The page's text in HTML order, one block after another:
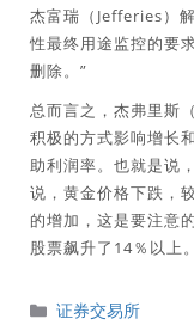
杰富瑞（Jefferies）
性最终用途监控的要
删除。”
总而言之，杰弗里斯
积极的方式影响增长
助利润率。也就是说
说，黄金价格下跌，
的增加，这是要注意
股票飙升了14％以上
分
证券交易所